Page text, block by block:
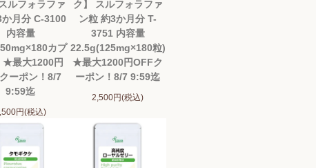
ルフォラファ
か月分 C-3100
内容量
カプ
★最大1200円
ーポン！8/7
9:59迄
円(税込)
ク】 スルフォラファ
ン粒 約3か月分 T-
3751 内容量
22.5g(125mg×180粒)
★最大1200円OFFク
ーポン！8/7 9:59迄
2,500円(税込)